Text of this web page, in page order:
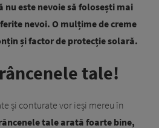
nu este nevoie să folosești mai
nevoi. O mulțime de creme
și factor de protecție solară.
tale!
și conturate vor ieși mereu în
tale arată foarte bine,